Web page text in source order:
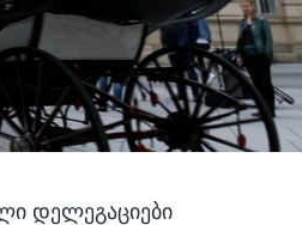
დელეგაციები